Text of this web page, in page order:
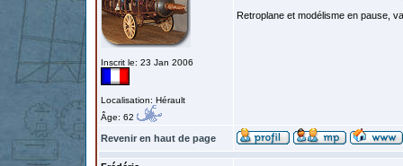
Inscrit le: 23 Jan 2006
Localisation: Hérault
Âge: 62
Retroplane et modélisme en pause,
Revenir en haut de page